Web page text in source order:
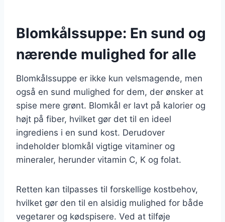
Blomkålssuppe: En sund og
nærende mulighed for alle
Blomkålssuppe er ikke kun velsmagende, men
også en sund mulighed for dem, der ønsker at
spise mere grønt. Blomkål er lavt på kalorier og
højt på fiber, hvilket gør det til en ideel
ingrediens i en sund kost. Derudover
indeholder blomkål vigtige vitaminer og
mineraler, herunder vitamin C, K og folat.
Retten kan tilpasses til forskellige kostbehov,
hvilket gør den til en alsidig mulighed for både
vegetarer og kødspisere. Ved at tilføje